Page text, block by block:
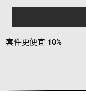
套件更便宜 10%